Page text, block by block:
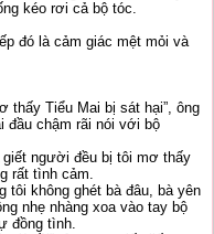
kéo rơi cả bộ tóc.
đó là cảm giác mệt mỏi và
thấy Tiểu Mai bị sát hại”, ông
đầu chậm rãi nói với bộ
giết người đều bị tôi mơ thấy
rất tình cảm.
tôi không ghét bà đâu, bà yên
nhẹ nhàng xoa vào tay bộ
đồng tình.